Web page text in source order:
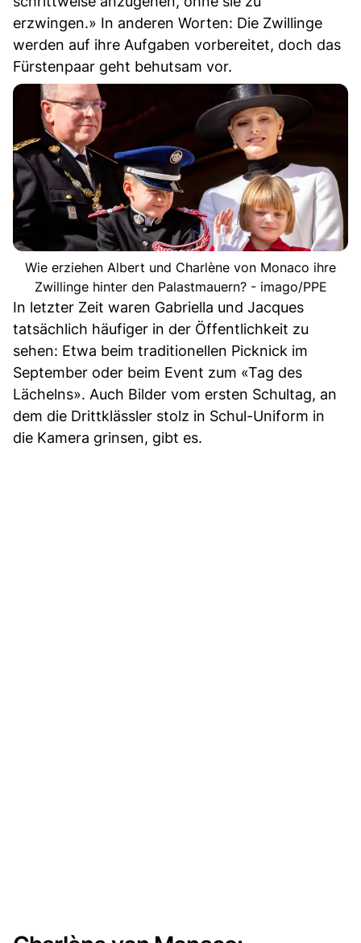
erzwingen.» In anderen Worten: Die Zwillinge
werden auf ihre Aufgaben vorbereitet, doch das
Fürstenpaar geht behutsam vor.
Wie erziehen Albert und Charlène von Monaco ihre
Zwillinge hinter den Palastmauern? - imago/PPE
In letzter Zeit waren Gabriella und Jacques
tatsächlich häufiger in der Öffentlichkeit zu
sehen: Etwa beim traditionellen Picknick im
September oder beim Event zum «Tag des
Lächelns». Auch Bilder vom ersten Schultag, an
dem die Drittklässler stolz in Schul-Uniform in
die Kamera grinsen, gibt es.